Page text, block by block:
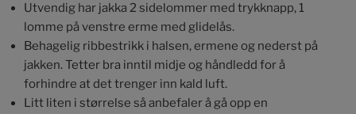
Utvendig har jakka 2 sidelommer med trykknapp, 1
lomme på venstre erme med glidelås.
Behagelig ribbestrikk i halsen, ermene og nederst på
jakken. Tetter bra inntil midje og håndledd for å
forhindre at det trenger inn kald luft.
Litt liten i størrelse så anbefaler å gå opp en